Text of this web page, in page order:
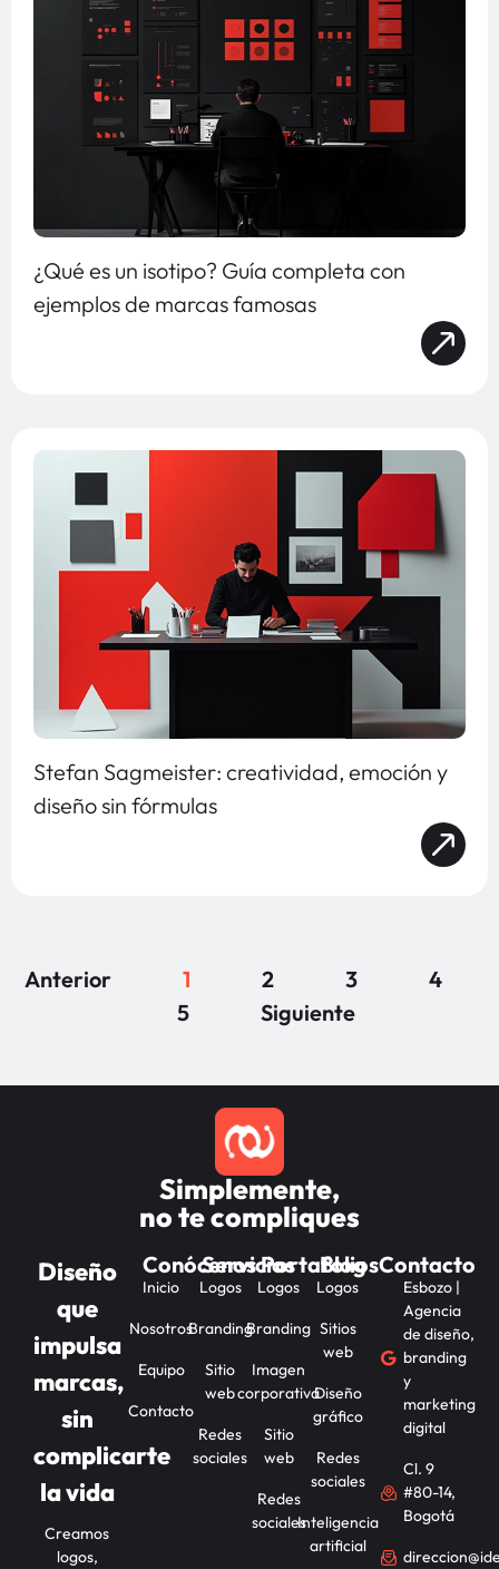
¿Qué es un isotipo? Guía completa con
ejemplos de marcas famosas
Stefan Sagmeister: creatividad, emoción y
diseño sin fórmulas
Anterior 1 2 3
4
5
Siguiente
Simplemente,
no te compliques
Diseño
que
impulsa
marcas,
sin
complicarte
la vida
Creamos
logos,
Conócenos
Inicio
Nosotros
Equipo
Contacto
Servicios
Logos
Branding
Sitio
web
Redes
sociales
Portafolios
Logos
Branding
Imagen
corporativa
Sitio
web
Redes
sociales
Blog
Logos
Sitios
web
Diseño
gráfico
Redes
sociales
Inteligencia
artificial
Contacto
Esbozo |
Agencia
de diseño,
branding
y
marketing
digital
Cl. 9
#80-14,
Bogotá